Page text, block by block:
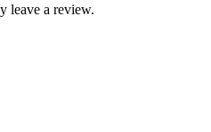
leave a review.